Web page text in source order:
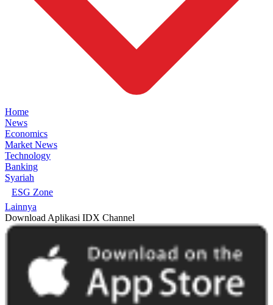
Home
News
Economics
Market News
Technology
Banking
Syariah
ESG Zone
Lainnya
Download Aplikasi IDX Channel